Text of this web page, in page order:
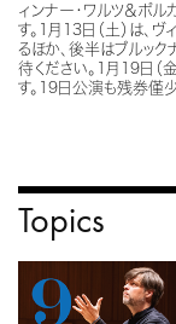
ィンナー・ワルツ＆ポ
す。1月13日（土）は、
るほか、後半はブルッ
待ください。1月19日（
す。19日公演も残券僅少
Topics